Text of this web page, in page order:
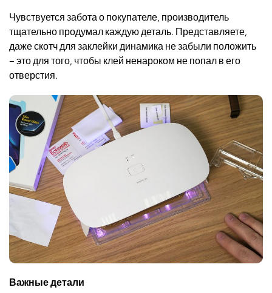
Чувствуется забота о покупателе, производитель
тщательно продумал каждую деталь. Представляете,
даже скотч для заклейки динамика не забыли положить
– это для того, чтобы клей ненароком не попал в его
отверстия.
Важные детали